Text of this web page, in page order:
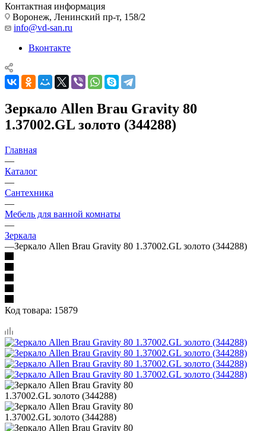
Контактная информация
Воронеж, Ленинский пр-т, 158/2
info@vd-san.ru
Вконтакте
Зеркало Allen Brau Gravity 80
1.37002.GL золото (344288)
Главная
—
Каталог
—
Сантехника
—
Мебель для ванной комнаты
—
Зеркала
—Зеркало Allen Brau Gravity 80 1.37002.GL золото (344288)
Код товара: 15879